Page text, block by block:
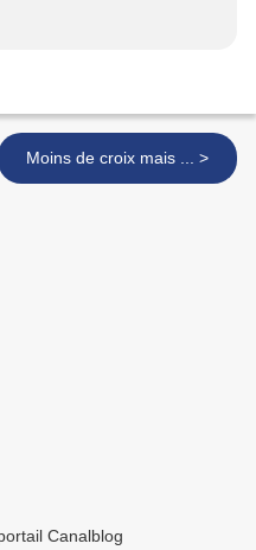
Moins de croix mais ... >
Canalblog